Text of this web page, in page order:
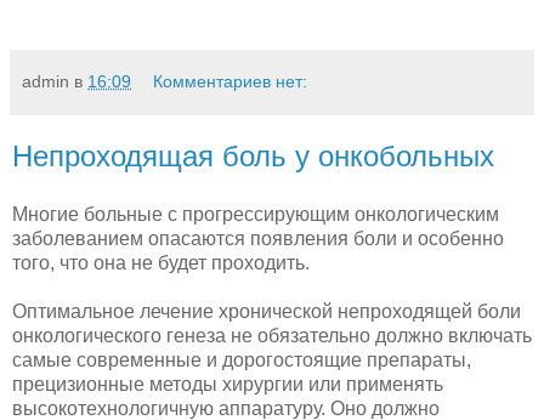
admin в 16:09 Комментариев нет:
Непроходящая боль у онкобольных
Многие больные с прогрессирующим онкологическим
забо­леванием опасаются появления боли и особенно
того, что она не будет проходить.
Оптимальное лечение хронической непроходящей боли
онкологического генеза не обязательно должно включать
самые современные и доро­гостоящие препараты,
прецизионные методы хирургии или при­менять
высокотехнологичную аппаратуру. Оно должно